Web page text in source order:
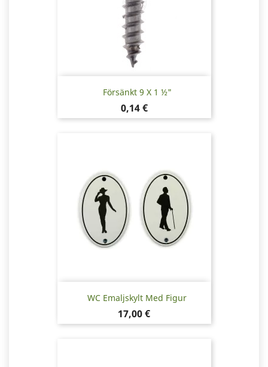
Försänkt 9 X 1 ½"
Pris
0,14 €
WC Emaljskylt Med Figur
Pris
17,00 €